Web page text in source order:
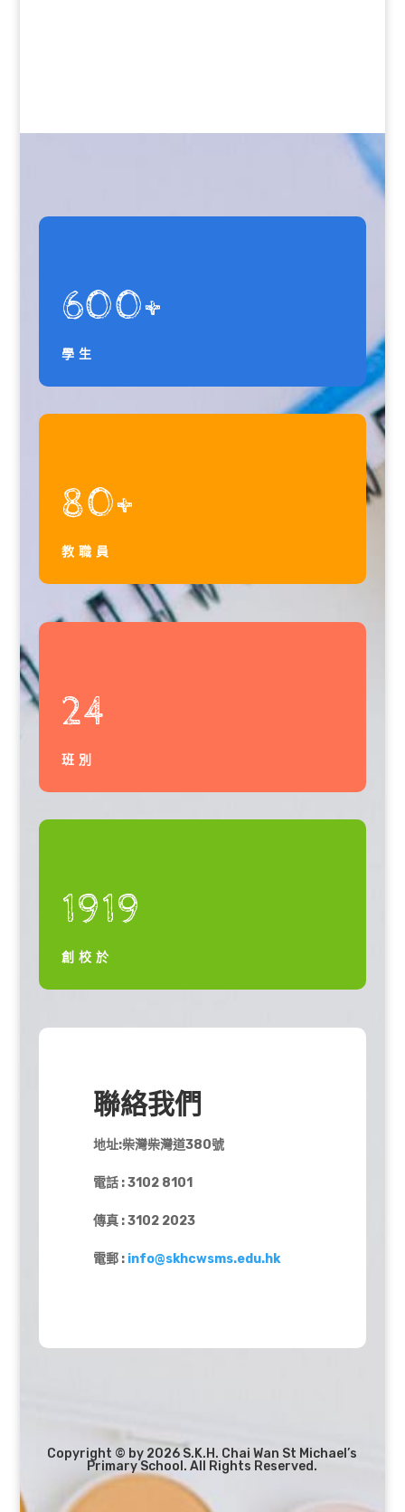
600+
學生
80+
教職員
24
班別
1919
創校於
聯絡我們
地址:柴灣柴灣道380號
電話 : 3102 8101
傳真 : 3102 2023
電郵 : info@skhcwsms.edu.hk
Copyright © by 2026 S.K.H. Chai Wan St Michael’s
Primary School. All Rights Reserved.